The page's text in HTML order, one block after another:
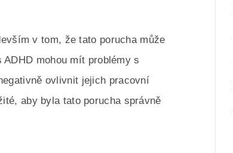
v tom, že tato porucha může
mohou mít problémy s
ovlivnit jejich pracovní
aby byla tato porucha správně